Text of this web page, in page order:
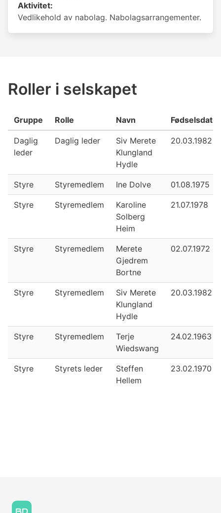
Aktivitet:
Vedlikehold av nabolag. Nabolagsarrangementer.
Roller i selskapet
Gruppe Rolle Navn Fødselsdato
Daglig
leder
Daglig leder
Siv Merete
Klungland
Hydle
20.03.1982
Styre Styremedlem Ine Dolve 01.08.1975
Styre Styremedlem
Karoline
Solberg
Heim
21.07.1978
Styre Styremedlem
Merete
Gjedrem
Bortne
02.07.1972
Styre Styremedlem
Siv Merete
Klungland
Hydle
20.03.1982
Styre Styremedlem
Terje
Wiedswang
24.02.1963
Styre Styrets leder
Steffen
Hellem
23.02.1970